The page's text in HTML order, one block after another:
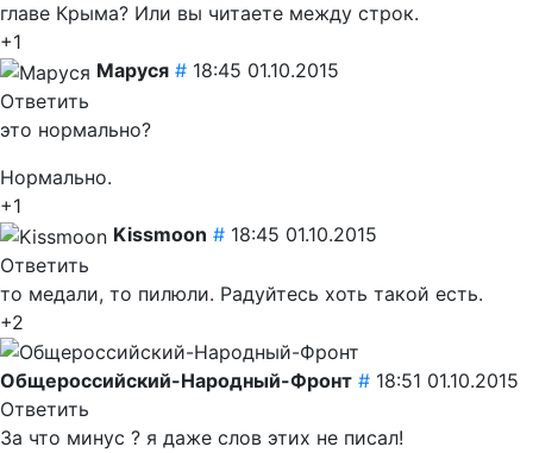
главе Крыма? Или вы читаете между строк.
+1
Маруся # 18:45 01.10.2015
Ответить
это нормально?
Нормально.
+1
Kissmoon # 18:45 01.10.2015
Ответить
то медали, то пилюли. Радуйтесь хоть такой есть.
+2
Общероссийский-Народный-Фронт # 18:51 01.10.2015
Ответить
За что минус ? я даже слов этих не писал!